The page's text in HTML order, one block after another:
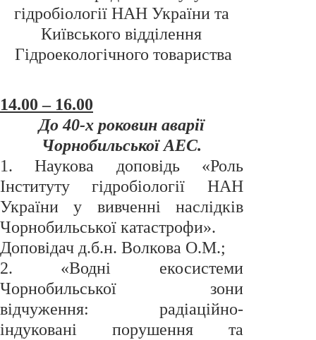
гідробіології НАН України та
Київського відділення
Гідроекологічного товариства
14.00 – 16.00
До 40-х роковин аварії
Чорнобильської АЕС.
1. Наукова доповідь «Роль
Інституту гідробіології НАН
України у вивченні наслідків
Чорнобильської катастрофи».
Доповідач д.б.н. Волкова О.М.;
2. «Водні екосистеми
Чорнобильської зони
відчуження: радіаційно-
індуковані порушення та